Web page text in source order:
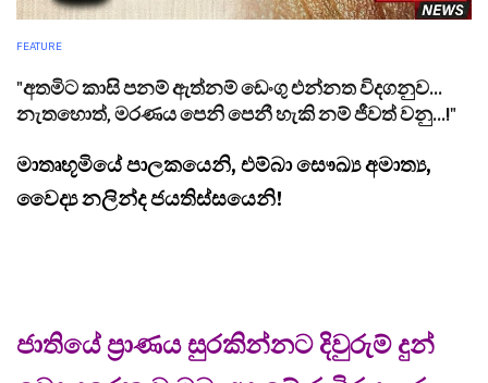
FEATURE
"අතමිට කාසි පනම් ඇත්නම් ඩෙංගු එන්නත විදගනුව...
නැතහොත්, මරණය පෙනි පෙනී හැකි නම් ජීවත් වනු...!"
මාතෘභූමියේ පාලකයෙනි, එම්බා සෞඛ්‍ය අමාත්‍ය,
වෛද්‍ය නලින්ද ජයතිස්සයෙනි!
ජාතියේ ප්‍රාණය සුරකින්නට දිවුරුම් දුන්